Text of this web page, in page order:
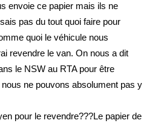
envoie ce papier mais ils ne
pas du tout quoi faire pour
quoi le véhicule nous
revendre le van. On nous a dit
le NSW au RTA pour être
ne pouvons absolument pas y
pour le revendre???Le papier de